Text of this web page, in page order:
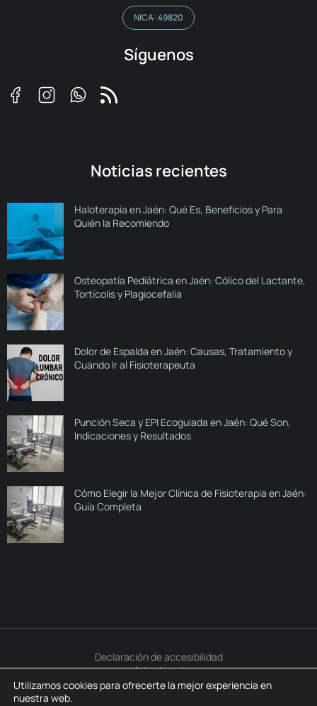
NICA: 49820
Síguenos
Noticias recientes
Haloterapia en Jaén: Qué Es, Beneficios y Para
Quién la Recomiendo
Osteopatía Pediátrica en Jaén: Cólico del Lactante,
Tortícolis y Plagiocefalia
Dolor de Espalda en Jaén: Causas, Tratamiento y
Cuándo Ir al Fisioterapeuta
Punción Seca y EPI Ecoguiada en Jaén: Qué Son,
Indicaciones y Resultados
Cómo Elegir la Mejor Clínica de Fisioterapia en Jaén:
Guía Completa
Declaración de accesibilidad
Aviso Legal
Política de Privacidad
Utilizamos cookies para ofrecerte la mejor experiencia en
nuestra web.